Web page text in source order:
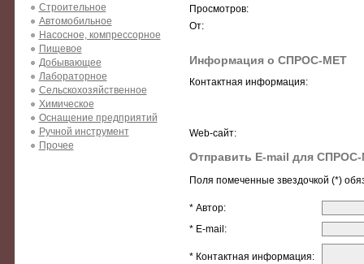
Строительное
Автомобильное
Насосное, компрессорное
Пищевое
Добывающее
Лабораторное
Сельскохозяйственное
Химическое
Оснащение предприятий
Ручной инструмент
Прочее
Просмотров:
От:
Информация о СПРОС-МЕТ
Контактная информация:
Web-сайт:
Отправить E-mail для
Поля помеченные звездочкой (*)
* Автор:
* E-mail:
* Контактная информация: